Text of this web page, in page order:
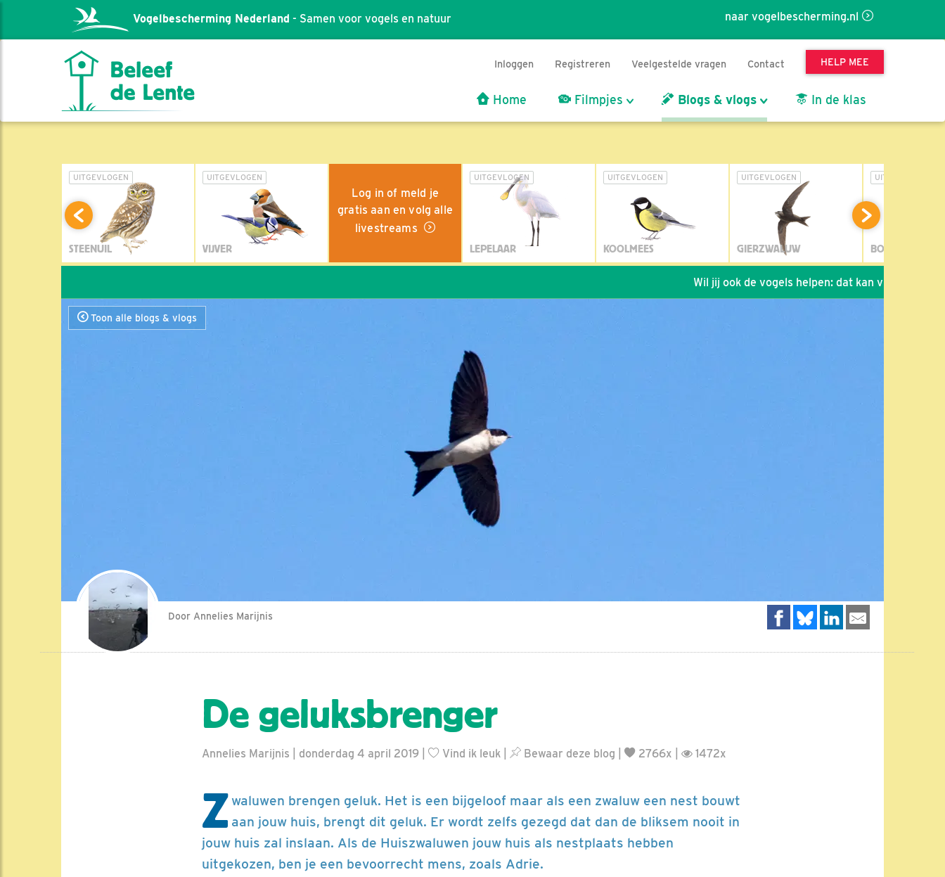
naar vogelbescherming.nl
Vogelbescherming Nederland - Samen voor vogels en natuur
Inloggen Registreren Veelgestelde vragen Contact HELP MEE
Home Filmpjes Blogs & vlogs In de klas
UITGEVLOGEN
STEENUIL
UITGEVLOGEN
VIJVER
Log in of meld je
gratis aan en volg alle
livestreams
UITGEVLOGEN
LEPELAAR
UITGEVLOGEN
KOOLMEES
UITGEVLOGEN
GIERZWALUW
UITGEVLOGEN
BOSUIL
Wil jij ook de vogels helpen: dat kan via de link!
Toon alle blogs & vlogs
Door Annelies Marijnis
De geluksbrenger
Annelies Marijnis | donderdag 4 april 2019 | Vind ik leuk Bewaar deze blog 2766x | 1472x
Z waluwen brengen geluk. Het is een bijgeloof maar als een zwaluw een nest bouwt
aan jouw huis, brengt dit geluk. Er wordt zelfs gezegd dat dan de bliksem nooit in
jouw huis zal inslaan. Als de Huiszwaluwen jouw huis als nestplaats hebben
uitgekozen, ben je een bevoorrecht mens, zoals Adrie.